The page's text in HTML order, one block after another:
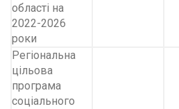
області на
2022-2026
роки
Регіональна
цільова
програма
соціального